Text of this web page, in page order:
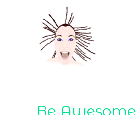
Be Awesome